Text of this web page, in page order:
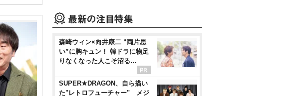
森崎ウィン×向井康二 “両片思
い”に胸キュン！ 韓ドラに物足
りなくなった人こそ沼る…
SUPER★DRAGON、自ら描い
た"レトロフューチャー" メジ